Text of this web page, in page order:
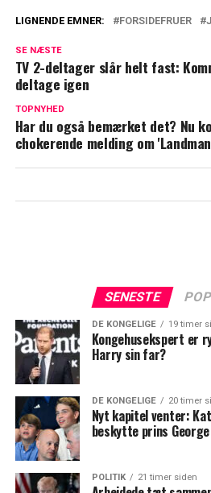
skærmen
Stephanie Potalivo i
LIGNENDE EMNER: FORSIDEFRUER
SE NÆSTE
TV 2-deltager slår helt fast:
deltage igen
TOPNYHED
Har du også bemærket det? Nu
chokerende melding om
SENESTE
DE KONGELIGE 19 timer
Kongehusekspert er
Harry sin far?
DE KONGELIGE 20 timer
Nyt kapitel venter:
beskytte prins George
POLITIK 21 timer siden